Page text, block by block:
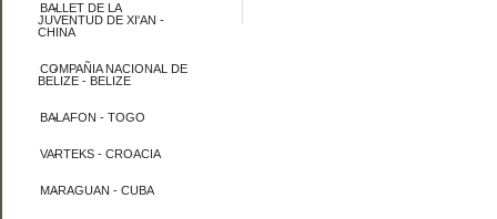
BALLET DE LA
JUVENTUD DE XI'AN -
CHINA
COMPAÑIA NACIONAL DE
BELIZE - BELIZE
BALAFON - TOGO
VARTEKS - CROACIA
MARAGUAN - CUBA